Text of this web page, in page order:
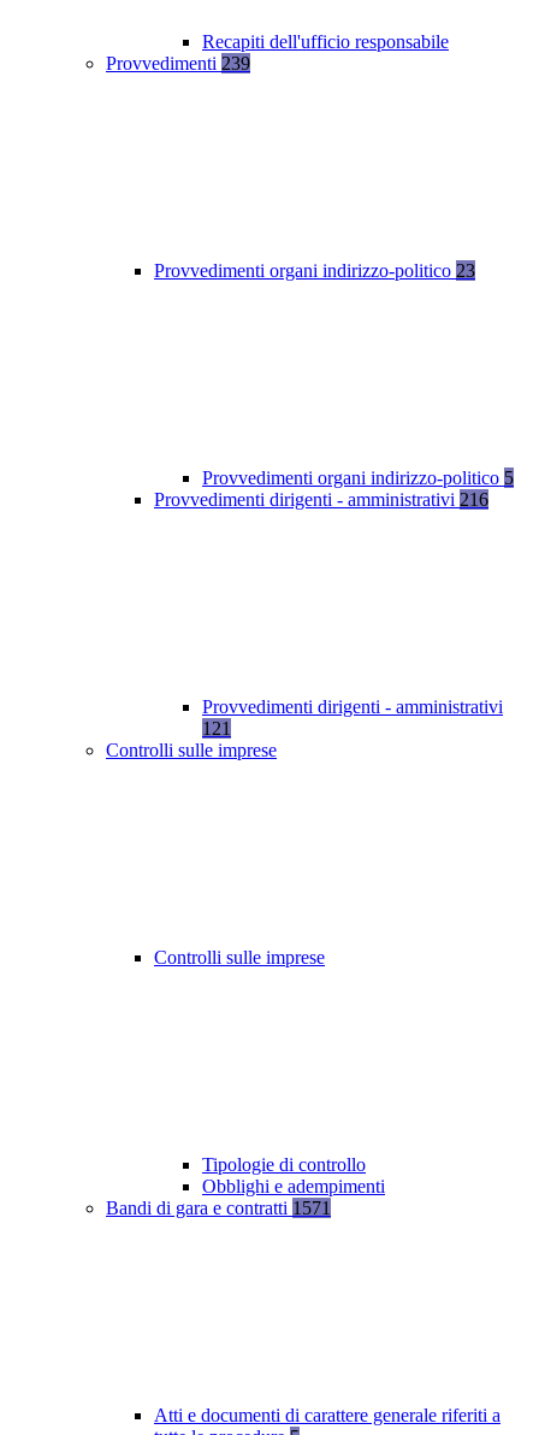
Recapiti dell'ufficio responsabile
Provvedimenti 239
Provvedimenti organi indirizzo-politico 23
Provvedimenti organi indirizzo-politico 5
Provvedimenti dirigenti - amministrativi 216
Provvedimenti dirigenti - amministrativi
121
Controlli sulle imprese
Controlli sulle imprese
Tipologie di controllo
Obblighi e adempimenti
Bandi di gara e contratti 1571
Atti e documenti di carattere generale riferiti a